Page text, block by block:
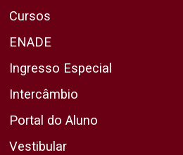
Cursos
ENADE
Ingresso Especial
Intercâmbio
Portal do Aluno
Vestibular